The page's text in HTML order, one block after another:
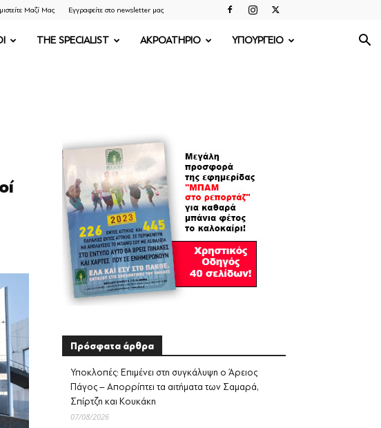
Μαζί Μας Εγγραφείτε στο newsletter μας
THE SPECIALIST ΑΚΡΟΑΤΗΡΙΟ ΥΠΟΥΡΓΕΙΟ
Πρόσφατα άρθρα
Υποκλοπές: Επιμένει στη συγκάλυψη ο Άρειος
Πάγος – Απορρίπτει τα αιτήματα των Σαμαρά,
Σπίρτζη και Κουκάκη
07/08/2026